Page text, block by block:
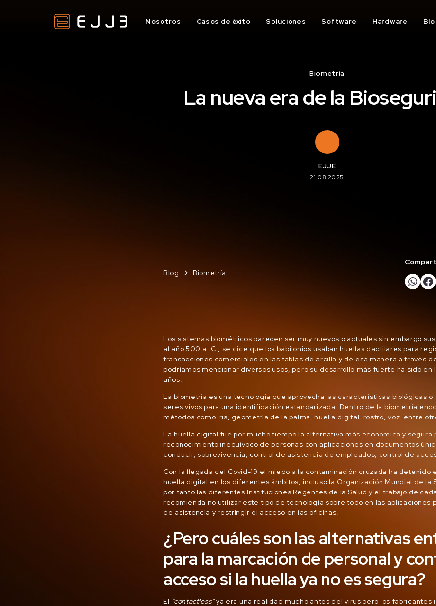
Nosotros Casos de éxito Soluciones Software Hardware
Biometría
La nueva era de la
EJJE
21.08.2025
Blog Biometría
Los sistemas biométricos parecen ser muy nuevos o actuales sin embargo
al año 500 a. C., se dice que los babilonios usaban huellas dactilares para
transacciones comerciales en las tablas de arcilla y de esa manera a través
podríamos mencionar diversos usos, pero su desarrollo más fuerte ha sido en
años.
La biometría es una tecnología que aprovecha las características biológicas o
seres vivos para una identificación estandarizada. Dentro de la biometría
métodos como iris, geometría de la palma, huella digital, rostro, voz, entre
La huella digital fue por mucho tiempo la alternativa más económica y segura
reconocimiento inequívoco de personas con aplicaciones en documentos
conducir, sobrevivencia, control de asistencia de empleados, control de
Con la llegada del Covid-19 el miedo a la contaminación cruzada ha detenido
huella digital en los diferentes ámbitos, incluso la Organización Mundial de la
por tanto las diferentes Instituciones Regentes de la Salud y el trabajo de
recomienda no utilizar este tipo de tecnología sobre todo en las aplicaciones
de asistencia y restringir el acceso en las oficinas.
¿Pero cuáles son las alternativas
para la marcación de personal y
acceso si la huella ya no es segura?
El “contactless”ya era una realidad mucho antes del virus pero los fabricantes